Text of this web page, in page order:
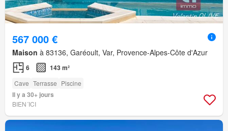
567 000 €
Maison à 83136, Garéoult, Var, Provence-Alpes-Côte d'Azur
6 143 m²
Cave Terrasse Piscine
Il y a 30+ jours
BIEN´ICI